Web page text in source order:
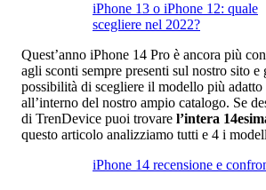
iPhone 13 o iPhone 12: quale
scegliere nel 2022?
Quest’anno iPhone 14 Pro è ancora più
agli sconti sempre presenti sul nostro sito e
possibilità di scegliere il modello più adatto
all’interno del nostro ampio catalogo. Se
di TrenDevice puoi trovare l’intera
questo articolo analizziamo tutti e 4 i
iPhone 14 recensione e